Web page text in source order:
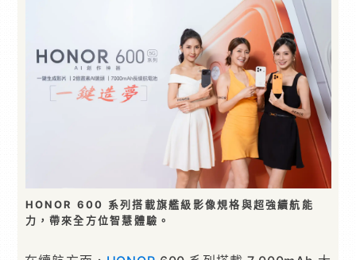
HONOR 600 系列搭載旗艦級影像規格與超強續航能
力，帶來全方位智慧體驗。